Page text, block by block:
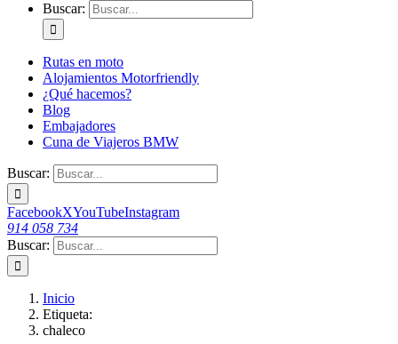
Buscar:
Rutas en moto
Alojamientos Motorfriendly
¿Qué hacemos?
Blog
Embajadores
Cuna de Viajeros BMW
Buscar:
FacebookXYouTubeInstagram
914 058 734
Buscar:
Inicio
Etiqueta:
chaleco